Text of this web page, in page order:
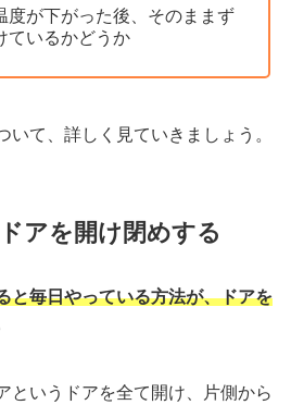
が下がった後、そのままず
ているかどうか
いて、詳しく見ていきましょう。
アを開け閉めする
と毎日やっている方法が、ドアを
というドアを全て開け、片側から